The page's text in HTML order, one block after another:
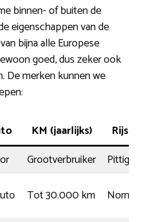
binnen- of buiten de
eigenschappen van de
bijna alle Europese
goed, dus zeker ook
De merken kunnen we
KM (jaarlijks)
Rijstijl
Grootverbruiker
Pittig
Tot 30.000 km
Normaal